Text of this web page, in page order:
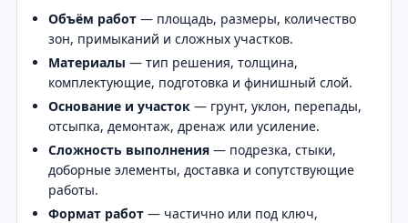
Объём работ — площадь, размеры, количество
зон, примыканий и сложных участков.
Материалы — тип решения, толщина,
комплектующие, подготовка и финишный слой.
Основание и участок — грунт, уклон, перепады,
отсыпка, демонтаж, дренаж или усиление.
Сложность выполнения — подрезка, стыки,
доборные элементы, доставка и сопутствующие
работы.
Формат работ — частично или под ключ,